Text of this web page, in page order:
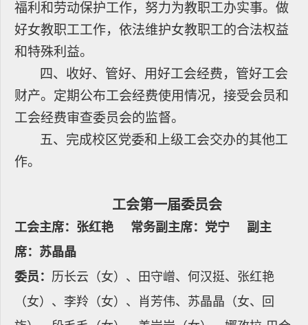
福利和劳动保护工作，努力为教职工办实事。做
好女教职工工作，依法维护女教职工的合法权益
和特殊利益。
四、收好、管好、用好工会经费，管好工会
财产。定期公布工会经费使用情况，接受会员和
工会经费审查委员会的监督。
五、完成校区党委和上级工会交办的其他工
作。
工会第一届委员会
工会主席：张红艳 常务副主席：党宁 副主
席：苏晶晶
委员： 历长云（女）、田守嶒、 何汉挺、 张红艳
（女）、 李羚（女）、肖芳伟、 苏晶晶（女、回